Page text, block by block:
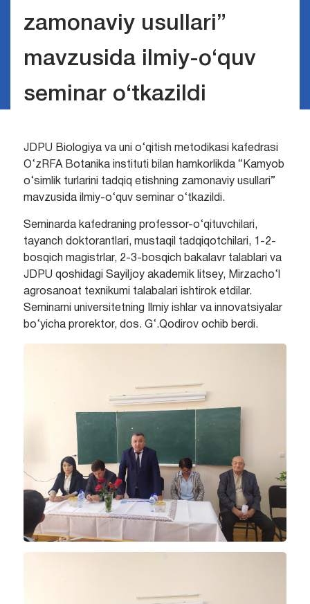
zamonaviy usullari”
mavzusida ilmiy-o‘quv
seminar o‘tkazildi
JDPU Biologiya va uni o‘qitish metodikasi kafedrasi
O‘zRFA Botanika instituti bilan hamkorlikda “Kamyob
o‘simlik turlarini tadqiq etishning zamonaviy usullari”
mavzusida ilmiy-o‘quv seminar o‘tkazildi.
Seminarda kafedraning professor-o‘qituvchilari,
tayanch doktorantlari, mustaqil tadqiqotchilari, 1-2-
bosqich magistrlar, 2-3-bosqich bakalavr talablari va
JDPU qoshidagi Sayiljoy akademik litsey, Mirzacho‘l
agrosanoat texnikumi talabalari ishtirok etdilar.
Seminarni universitetning Ilmiy ishlar va innovatsiyalar
bo‘yicha prorektor, dos. G‘.Qodirov ochib berdi.